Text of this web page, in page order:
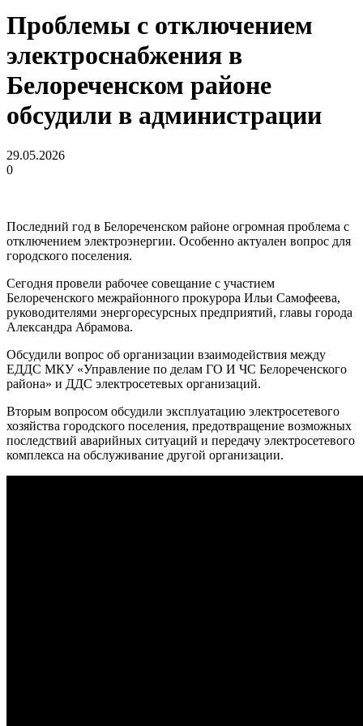
Проблемы с отключением
электроснабжения в
Белореченском районе
обсудили в администрации
29.05.2026
0
Последний год в Белореченском районе огромная проблема с
отключением электроэнергии. Особенно актуален вопрос для
городского поселения.
Сегодня провели рабочее совещание с участием
Белореченского межрайонного прокурора Ильи Самофеева,
руководителями энергоресурсных предприятий, главы города
Александра Абрамова.
Обсудили вопрос об организации взаимодействия между
ЕДДС МКУ «Управление по делам ГО И ЧС Белореченского
района» и ДДС электросетевых организаций.
Вторым вопросом обсудили эксплуатацию электросетевого
хозяйства городского поселения, предотвращение возможных
последствий аварийных ситуаций и передачу электросетевого
комплекса на обслуживание другой организации.